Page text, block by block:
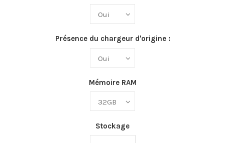
Présence du chargeur d'origine :
Mémoire RAM
Stockage